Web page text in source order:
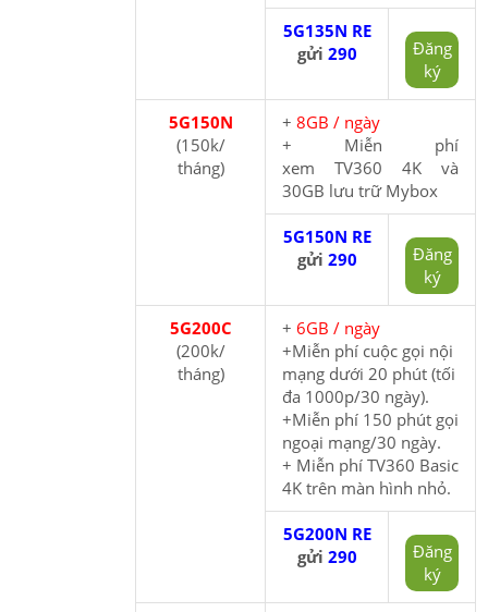
5G135N RE
gửi 290
Đăng
ký
5G150N
(150k/
tháng)
+ 8GB / ngày
+ Miễn phí
xem TV360 4K và
30GB lưu trữ Mybox
5G150N RE
gửi 290
Đăng
ký
5G200C
(200k/
tháng)
+ 6GB / ngày
+Miễn phí cuộc gọi nội
mạng dưới 20 phút (tối
đa 1000p/30 ngày).
+Miễn phí 150 phút gọi
ngoại mạng/30 ngày.
+ Miễn phí TV360 Basic
4K trên màn hình nhỏ.
5G200N RE
gửi 290
Đăng
ký